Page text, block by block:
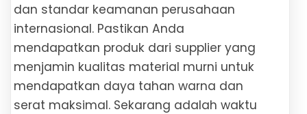
dan standar keamanan perusahaan
internasional. Pastikan Anda
mendapatkan produk dari supplier yang
menjamin kualitas material murni untuk
mendapatkan daya tahan warna dan
serat maksimal. Sekarang adalah waktu